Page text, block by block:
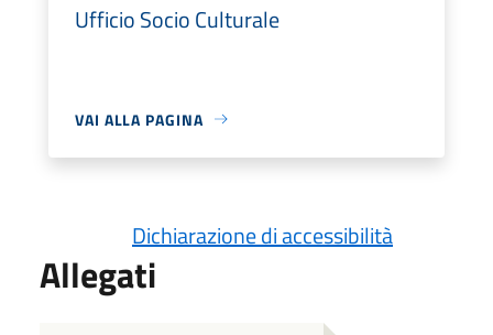
Ufficio Socio Culturale
VAI ALLA PAGINA
Dichiarazione di accessibilità
Allegati